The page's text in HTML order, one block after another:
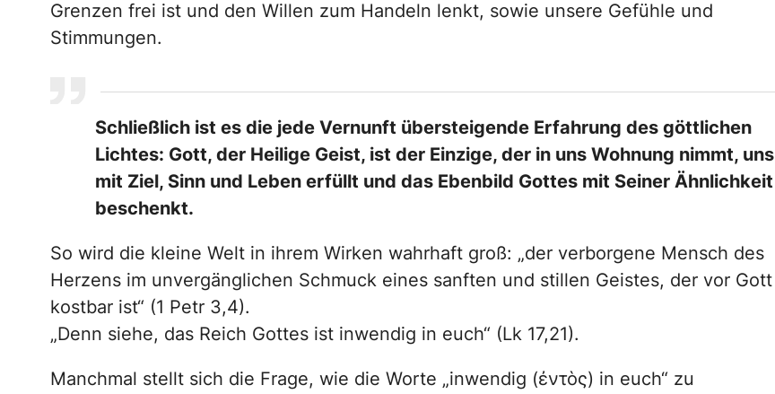
Grenzen frei ist und den Willen zum Handeln lenkt, sowie unsere Gefühle und
Stimmungen.
Schließlich ist es die jede Vernunft übersteigende Erfahrung des göttlichen
Lichtes: Gott, der Heilige Geist, ist der Einzige, der in uns Wohnung nimmt, uns
mit Ziel, Sinn und Leben erfüllt und das Ebenbild Gottes mit Seiner Ähnlichkeit
beschenkt.
So wird die kleine Welt in ihrem Wirken wahrhaft groß: „der verborgene Mensch des
Herzens im unvergänglichen Schmuck eines sanften und stillen Geistes, der vor Gott
kostbar ist“ (1 Petr 3,4).
„Denn siehe, das Reich Gottes ist inwendig in euch“ (Lk 17,21).
Manchmal stellt sich die Frage, wie die Worte „inwendig (ἐντὸς) in euch“ zu